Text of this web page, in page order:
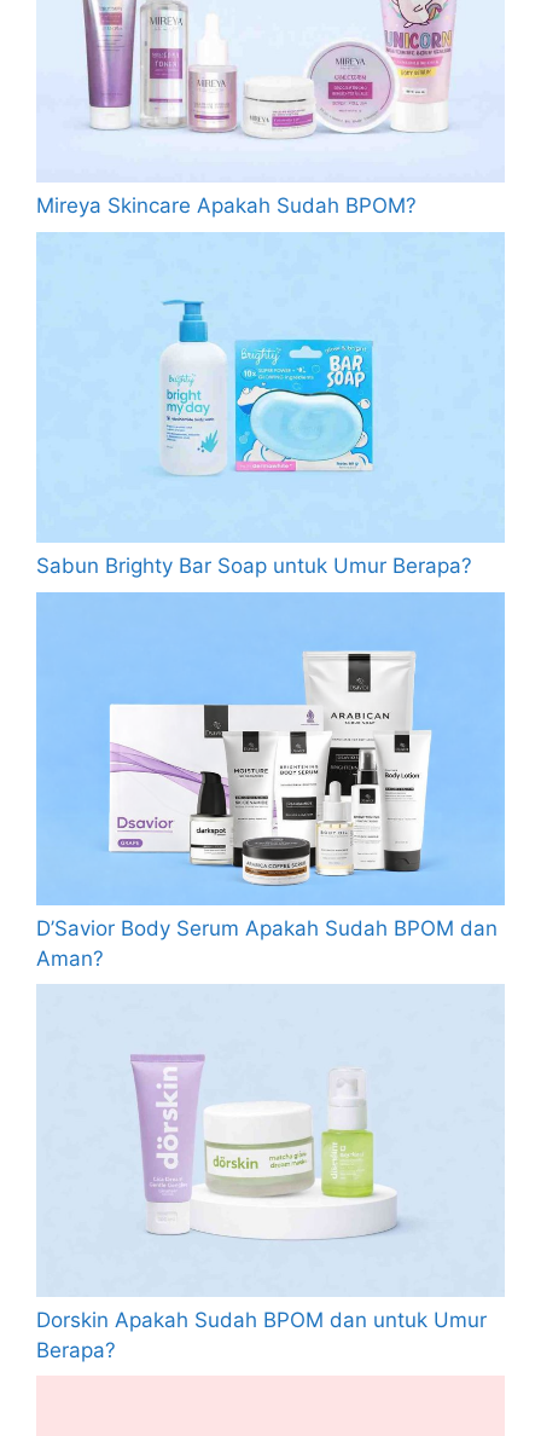
Mireya Skincare Apakah Sudah BPOM?
Sabun Brighty Bar Soap untuk Umur Berapa?
D’Savior Body Serum Apakah Sudah BPOM dan
Aman?
Dorskin Apakah Sudah BPOM dan untuk Umur
Berapa?